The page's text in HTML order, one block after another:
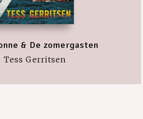
& De zomergasten
Tess Gerritsen